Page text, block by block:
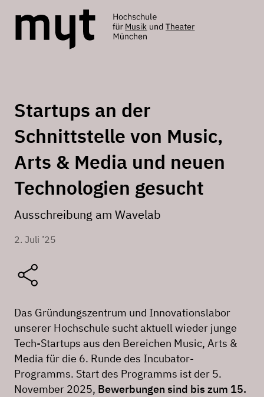
Startups an der
Schnittstelle von Music,
Arts & Media und neuen
Technologien gesucht
Ausschreibung am Wavelab
2. Juli ’25
Das Gründungszentrum und Innovationslabor
unserer Hochschule sucht aktuell wieder junge
Tech-Startups aus den Bereichen Music, Arts &
Media für die 6. Runde des Incubator-
Programms. Start des Programms ist der 5.
November 2025, Bewerbungen sind bis zum 15.